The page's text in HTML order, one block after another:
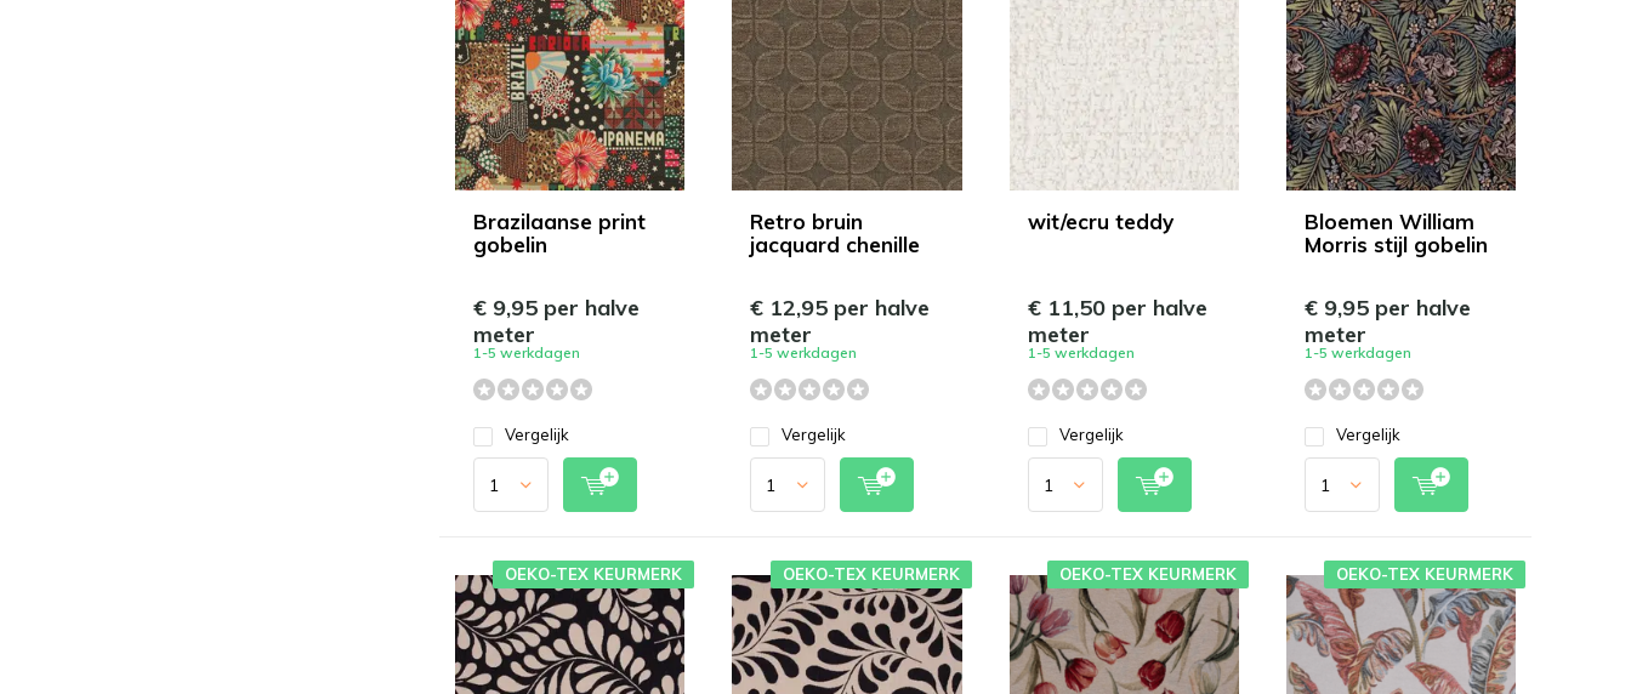
Brazilaanse print
gobelin
€ 9,95 per halve
meter
1-5 werkdagen
Vergelijk
Retro bruin
jacquard chenille
€ 12,95 per halve
meter
1-5 werkdagen
Vergelijk
wit/ecru teddy
€ 11,50 per halve
meter
1-5 werkdagen
Vergelijk
Bloemen William
Morris stijl gobelin
€ 9,95 per halve
meter
1-5 werkdagen
Vergelijk
OEKO-TEX KEURMERK OEKO-TEX KEURMERK OEKO-TEX KEURMERK OEKO-TEX KEURMERK